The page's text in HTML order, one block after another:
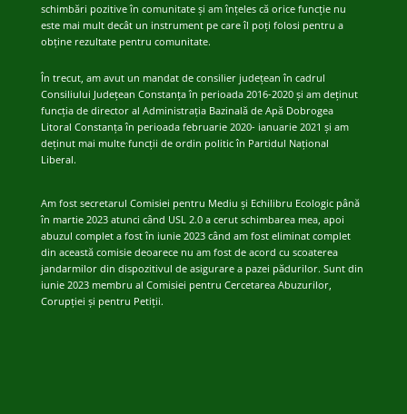
schimbări pozitive în comunitate și am înțeles că orice funcție nu
este mai mult decât un instrument pe care îl poți folosi pentru a
obține rezultate pentru comunitate.
În trecut, am avut un mandat de consilier județean în cadrul
Consiliului Județean Constanța în perioada 2016-2020 și am deținut
funcția de director al Administrația Bazinală de Apă Dobrogea
Litoral Constanța în perioada februarie 2020- ianuarie 2021 și am
deținut mai multe funcții de ordin politic în Partidul Național
Liberal.
Am fost secretarul Comisiei pentru Mediu și Echilibru Ecologic până
în martie 2023 atunci când USL 2.0 a cerut schimbarea mea, apoi
abuzul complet a fost în iunie 2023 când am fost eliminat complet
din această comisie deoarece nu am fost de acord cu scoaterea
jandarmilor din dispozitivul de asigurare a pazei pădurilor. Sunt din
iunie 2023 membru al Comisiei pentru Cercetarea Abuzurilor,
Corupției și pentru Petiții.